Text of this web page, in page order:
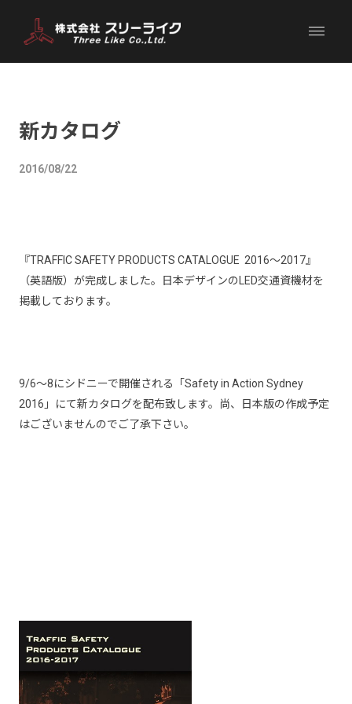
新カタログ
2016/08/22
『TRAFFIC SAFETY PRODUCTS CATALOGUE 2016～2017』
（英語版）が完成しました。日本デザインのLED交通資機材を
掲載しております。
9/6～8にシドニーで開催される「 Safety in Action Sydney
2016 」にて新カタログを配布致します。尚、日本版の作成予定
はございませんのでご了承下さい。